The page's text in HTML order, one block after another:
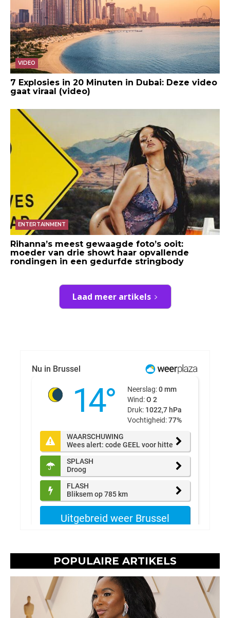
VIDEO
7 Explosies in 20 Minuten in Dubai: Deze video
gaat viraal (video)
ENTERTAINMENT
Rihanna’s meest gewaagde foto’s ooit:
moeder van drie showt haar opvallende
rondingen in een gedurfde stringbody
Laad meer artikels
POPULAIRE ARTIKELS